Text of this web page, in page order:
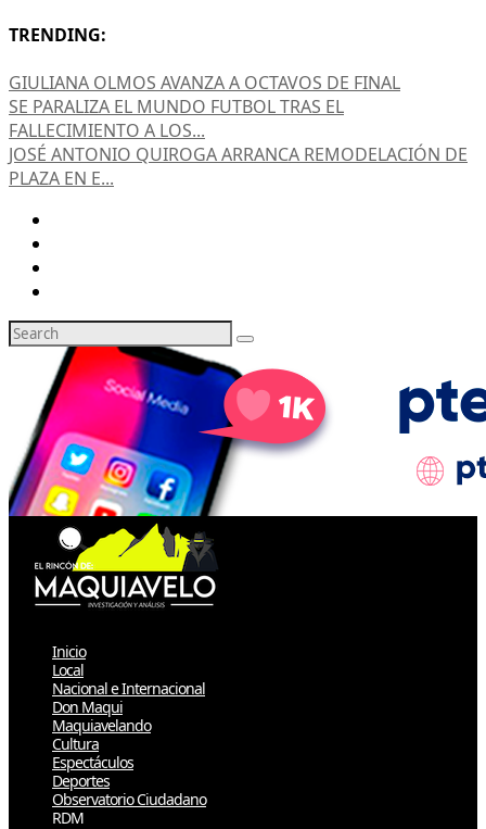
TRENDING:
GIULIANA OLMOS AVANZA A OCTAVOS DE FINAL
SE PARALIZA EL MUNDO FUTBOL TRAS EL
FALLECIMIENTO A LOS...
JOSÉ ANTONIO QUIROGA ARRANCA REMODELACIÓN DE
PLAZA EN E...
Inicio
Local
Nacional e Internacional
Don Maqui
Maquiavelando
Cultura
Espectáculos
Deportes
Observatorio Ciudadano
RDM